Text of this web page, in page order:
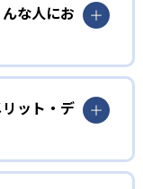
ット教室、ロボ
ログラミング教
コースを展開。
「好き」を養
会「ロボカッ
な人にお
家庭
ット教室のプラ
ーツ）など、小
されている。ロ
ット・デ
?